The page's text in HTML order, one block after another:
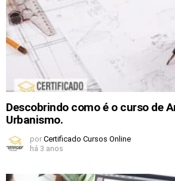
Descobrindo como é o curso de
Urbanismo.
por Certificado Cursos Online
há 3 anos